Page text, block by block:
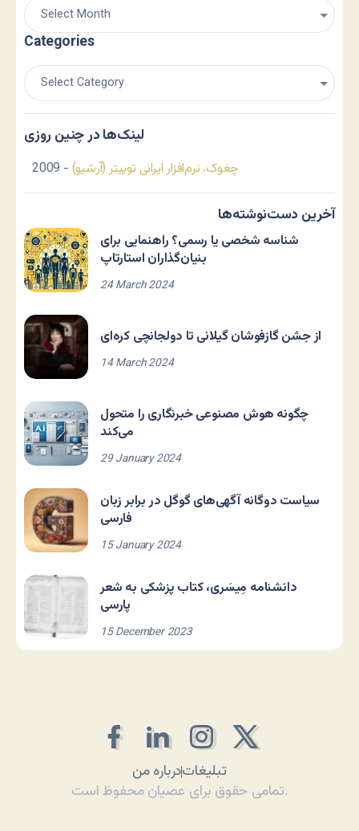
Categories
لینک‌ها در چنین روزی
چغوک، نرم‌افزار ایرانی توییتر (آرشیو) - 2009
آخرین دست‌نوشته‌ها
شناسه شخصی یا رسمی؟ راهنمایی برای
بنیان‌گذاران استارتاپ
24 March 2024
از جشن گازفوشان گیلانی تا دولجانچی کره‌ای
14 March 2024
چگونه هوش مصنوعی خبرنگاری را متحول
می‌کند
29 January 2024
سیاست دوگانه آگهی‌های گوگل در برابر زبان
فارسی
15 January 2024
دانشنامه مِیسَری، کتاب پزشکی به شعر
پارسی
15 December 2023
درباره منتبلیغات
تمامی حقوق برای عصیان محفوظ است.